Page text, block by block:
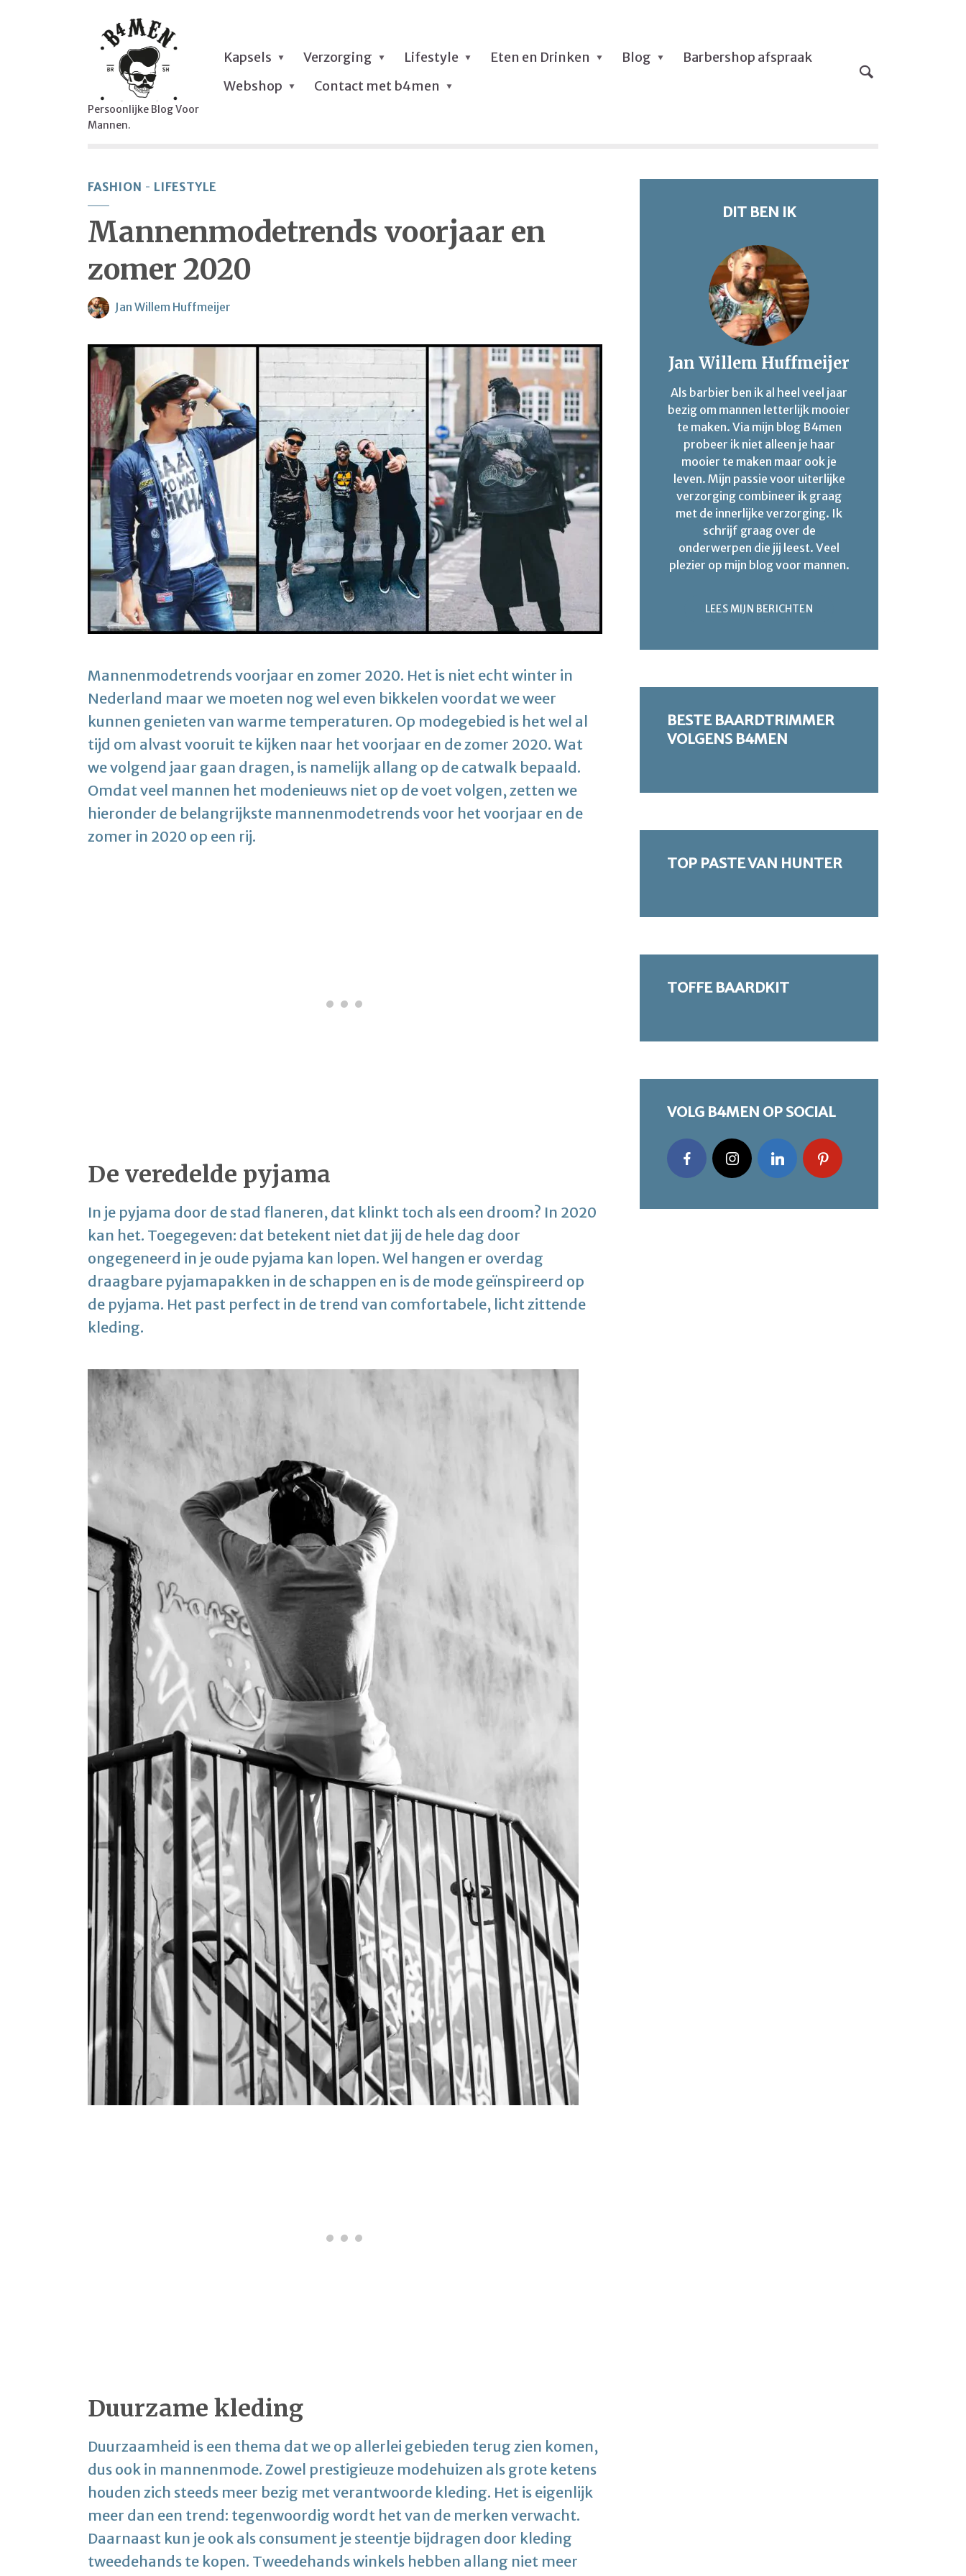
Persoonlijke Blog Voor
Mannen.
Kapsels Verzorging Lifestyle Eten en Drinken Blog
Barbershop afspraak
Webshop
Contact met b4men
FASHION LIFESTYLE
Mannenmodetrends voorjaar en
zomer 2020
Jan Willem Huffmeijer
Mannenmodetrends voorjaar en zomer 2020. Het is niet echt winter in
Nederland maar we moeten nog wel even bikkelen voordat we weer
kunnen genieten van warme temperaturen. Op modegebied is het wel al
tijd om alvast vooruit te kijken naar het voorjaar en de zomer 2020. Wat
we volgend jaar gaan dragen, is namelijk allang op de catwalk bepaald.
Omdat veel mannen het modenieuws niet op de voet volgen, zetten we
hieronder de belangrijkste mannenmodetrends voor het voorjaar en de
zomer in 2020 op een rij.
De veredelde pyjama
In je pyjama door de stad flaneren, dat klinkt toch als een droom? In 2020
kan het. Toegegeven: dat betekent niet dat jij de hele dag door
ongegeneerd in je oude pyjama kan lopen. Wel hangen er overdag
draagbare pyjamapakken in de schappen en is de mode geïnspireerd op
de pyjama. Het past perfect in de trend van comfortabele, licht zittende
kleding.
Duurzame kleding
Duurzaamheid is een thema dat we op allerlei gebieden terug zien komen,
dus ook in mannenmode. Zowel prestigieuze modehuizen als grote ketens
houden zich steeds meer bezig met verantwoorde kleding. Het is eigenlijk
meer dan een trend: tegenwoordig wordt het van de merken verwacht.
Daarnaast kun je ook als consument je steentje bijdragen door kleding
tweedehands te kopen. Tweedehands winkels hebben allang niet meer
DIT BEN IK
Jan Willem Huffmeijer
Als barbier ben ik al heel veel jaar
bezig om mannen letterlijk mooier
te maken. Via mijn blog B4men
probeer ik niet alleen je haar
mooier te maken maar ook je
leven. Mijn passie voor uiterlijke
verzorging combineer ik graag
met de innerlijke verzorging. Ik
schrijf graag over de
onderwerpen die jij leest. Veel
plezier op mijn blog voor mannen.
LEES MIJN BERICHTEN
BESTE BAARDTRIMMER
VOLGENS B4MEN
TOP PASTE VAN HUNTER
TOFFE BAARDKIT
VOLG B4MEN OP SOCIAL